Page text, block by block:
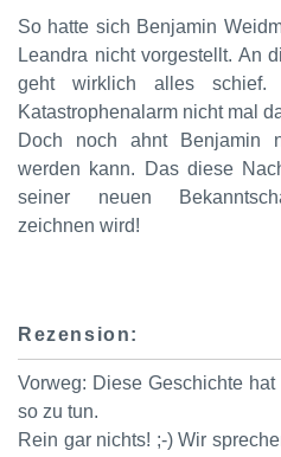
So hatte sich Benjamin
Leandra nicht vorgestellt. An
geht wirklich alles
Katastrophenalarm nicht mal
Doch noch ahnt Benjamin
werden kann. Das diese
seiner neuen
zeichnen wird!
Rezension:
Vorweg: Diese Geschichte
so zu tun.
Rein gar nichts! ;-) Wir